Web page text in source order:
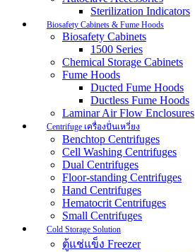
Sterilization Indicators
Biosafety Cabinets & Fume Hoods
Biosafety Cabinets
1500 Series
Chemical Storage Cabinets
Fume Hoods
Ducted Fume Hoods
Ductless Fume Hoods
Laminar Air Flow Enclosures
Centrifuge เครื่องปั่นเหวี่ยง
Benchtop Centrifuges
Cell Washing Centrifuges
Dual Centrifuges
Floor-standing Centrifuges
Hand Centrifuges
Hematocrit Centrifuges
Small Centrifuges
Cold Storage Solution
ตู้แช่แข็ง Freezer